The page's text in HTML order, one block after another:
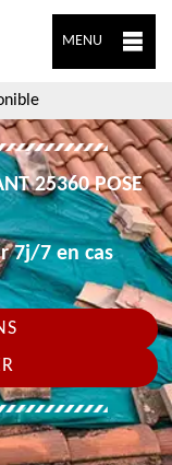
MENU
25360 POSE
7j/7 en cas